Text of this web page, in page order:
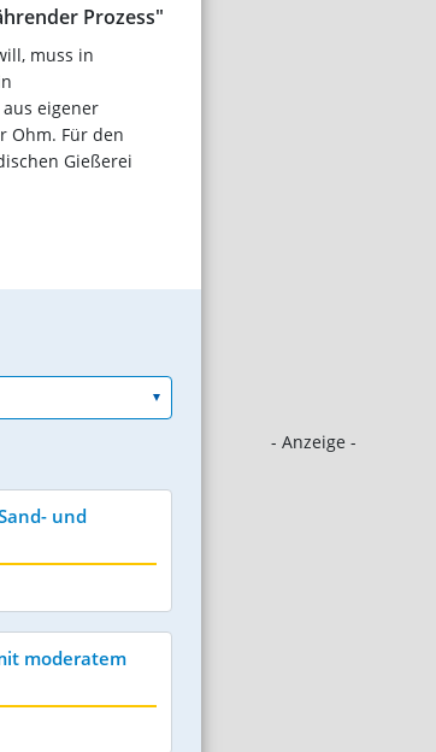
- Anzeige -
Prozess"
muss in
eigener
Ohm. Für den
Gießerei
und
moderatem